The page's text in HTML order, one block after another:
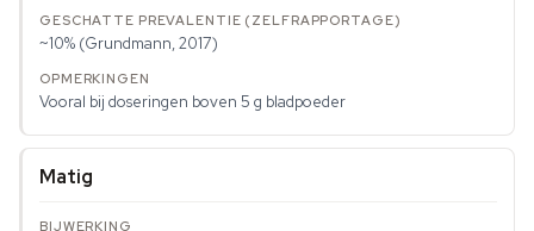
~10% (Grundmann, 2017)
Vooral bij doseringen boven 5 g bladpoeder
Matig